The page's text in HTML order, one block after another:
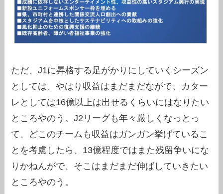
ただ、J1に昇格する足がかりにしていくシーズン
としては、やはり収益はまだまだながで、カター
レとしては16億以上は出せるくらいにはなりたい
ところやのう。J2リーグも年々厳しくなっとっ
て、どこのチームも収益はガンガン挙げているこ
とを考慮したら、13億程度ではまた残留争いにな
りかねんがで、そこはまだまだ伸ばしていきたい
ところやのう。